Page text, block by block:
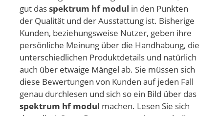
gut dasspektrum hf modul in den Punkten
der Qualität und der Ausstattung ist. Bisherige
Kunden, beziehungsweise Nutzer, geben ihre
persönliche Meinung über die Handhabung, die
unterschiedlichen Produktdetails und natürlich
auch über etwaige Mängel ab. Sie müssen sich
diese Bewertungen von Kunden auf jeden Fall
genau durchlesen und sich so ein Bild über das
spektrum hf modul machen. Lesen Sie sich